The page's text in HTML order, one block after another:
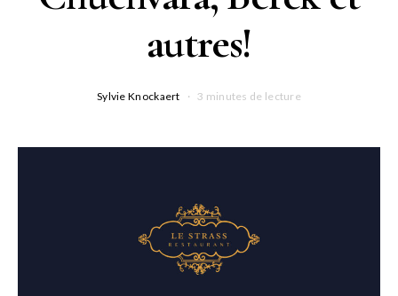
autres!
Sylvie Knockaert 3 minutes de lecture